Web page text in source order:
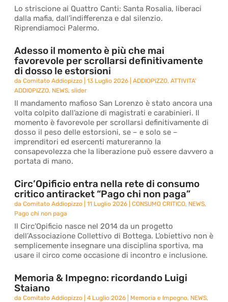
Lo striscione ai Quattro Canti: Santa Rosalia, liberaci
dalla mafia, dall’indifferenza e dal silenzio.
Riprendiamoci Palermo.
Adesso il momento è più che mai
favorevole per scrollarsi definitivamente
di dosso le estorsioni
daComitato Addiopizzo |13 Luglio 2026 |ADDIOPIZZO,ATTIVITA'
ADDIOPIZZO, NEWS,slider
Il mandamento mafioso San Lorenzo è stato ancora una
volta colpito dall’azione di magistrati e carabinieri. Il
momento è favorevole per scrollarsi definitivamente di
dosso il peso delle estorsioni, se – e solo se –
imprenditori ed esercenti matureranno la
consapevolezza che la liberazione può essere davvero a
portata di mano.
Circ’Opificio entra nella rete di consumo
critico antiracket “Pago chi non paga”
daComitato Addiopizzo |11 Luglio 2026 |CONSUMO CRITICO, NEWS,
Pago chi non paga
Il Circ’Opificio nasce nel 2014 da un progetto
dell’Associazione Collettivo di Bottega. L’obiettivo non è
semplicemente insegnare una disciplina sportiva, ma
usare il circo come occasione di incontro e inclusione.
Memoria & Impegno: ricordando Luigi
Staiano
daComitato Addiopizzo |4 Luglio 2026 Memoria e Impegno, NEWS,